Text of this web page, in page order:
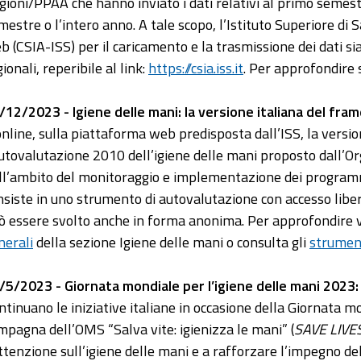
o l’intero anno. A tale scopo, l’Istituto Superiore di
(CSIA-ISS) per il caricamento e la trasmissione dei dati
reperibile al link:https://csia.iss.it. Per approfondire
2023 - Igiene delle mani: la versione italiana del
sulla piattaforma web predisposta dall’ISS, la
2010 dell’igiene delle mani proposto
del monitoraggio e implementazione dei
in uno strumento di autovalutazione con accesso
essere svolto anche in forma anonima. Per approfondire
della sezione Igiene delle mani o consulta gli
2023 - Giornata mondiale per l’igiene delle mani
le iniziative italiane in occasione della Giornata
dell’OMS “Salva vite: igienizza le mani” (SAVE
sull’igiene delle mani e a rafforzare l’impegno